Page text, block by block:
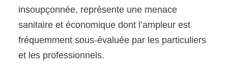
insoupçonnée, représente une menace
sanitaire et économique dont l’ampleur est
fréquemment sous-évaluée par les particuliers
et les professionnels.